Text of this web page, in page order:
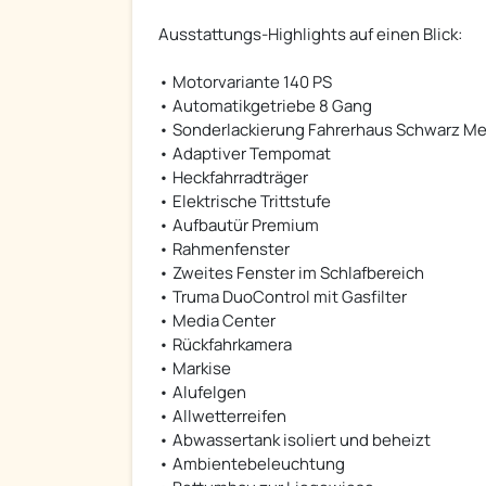
Ausstattungs-Highlights auf einen Blick:
• Motorvariante 140 PS
• Automatikgetriebe 8 Gang
• Sonderlackierung Fahrerhaus Schwarz
• Adaptiver Tempomat
• Heckfahrradträger
• Elektrische Trittstufe
• Aufbautür Premium
• Rahmenfenster
• Zweites Fenster im Schlafbereich
• Truma DuoControl mit Gasfilter
• Media Center
• Rückfahrkamera
• Markise
• Alufelgen
• Allwetterreifen
• Abwassertank isoliert und beheizt
• Ambientebeleuchtung